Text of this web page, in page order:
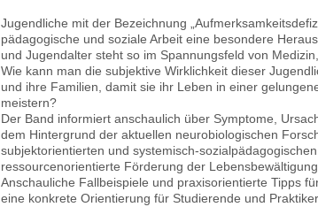
Jugendliche mit der Bezeichnung
pädagogische und soziale Arbeit eine besondere
und Jugendalter steht so im Spannungsfeld von
Wie kann man die subjektive Wirklichkeit dieser
und ihre Familien, damit sie ihr Leben in einer
meistern?
Der Band informiert anschaulich über Symptome,
dem Hintergrund der aktuellen neurobiologischen
subjektorientierten und systemisch-
ressourcenorientierte Förderung der
Anschauliche Fallbeispiele und praxisorientierte Tipps
eine konkrete Orientierung für Studierende und